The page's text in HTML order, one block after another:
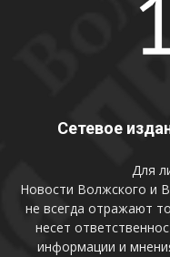
Сетевое
Для
Новости Волжского и
не всегда отражают
несет
информации и